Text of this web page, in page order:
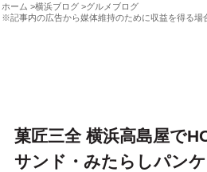
ホーム 横浜ブログ
グルメブログ
※記事内の広告から媒体維持のために収益を得る場
菓匠三全 横浜高島屋で
サンド・みたらしパンケ